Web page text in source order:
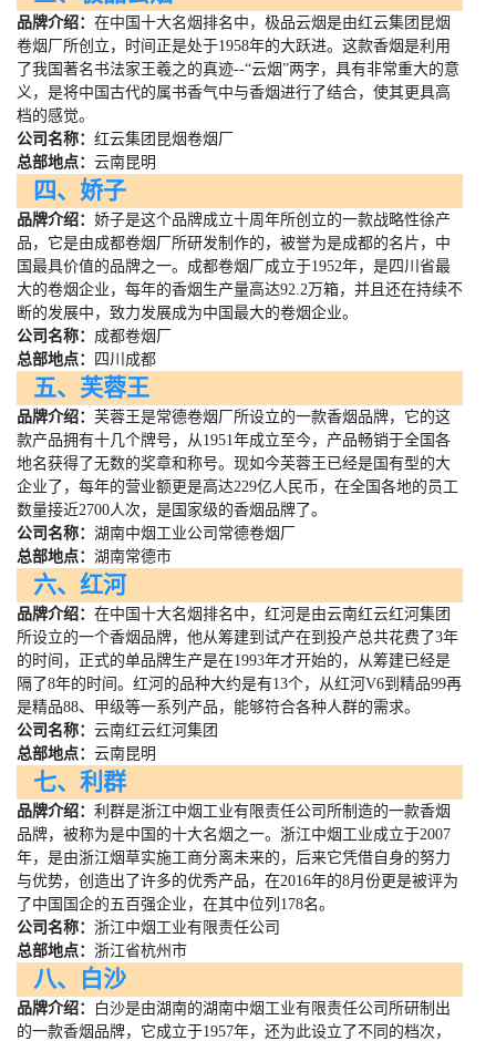
品牌介绍： 在中国十大名烟排名中，极品云烟是由红云集团昆烟
卷烟厂所创立，时间正是处于1958年的大跃进。这款香烟是利用
了我国著名书法家王羲之的真迹--“云烟”两字，具有非常重大的意
义，是将中国古代的属书香气中与香烟进行了结合，使其更具高
档的感觉。
公司名称： 红云集团昆烟卷烟厂
总部地点： 云南昆明
四、娇子
品牌介绍： 娇子是这个品牌成立十周年所创立的一款战略性徐产
品，它是由成都卷烟厂所研发制作的，被誉为是成都的名片，中
国最具价值的品牌之一。成都卷烟厂成立于1952年，是四川省最
大的卷烟企业，每年的香烟生产量高达92.2万箱，并且还在持续不
断的发展中，致力发展成为中国最大的卷烟企业。
公司名称： 成都卷烟厂
总部地点：
四川成都
五、芙蓉王
品牌介绍： 芙蓉王是常德卷烟厂所设立的一款香烟品牌，它的这
款产品拥有十几个牌号，从1951年成立至今，产品畅销于全国各
地名获得了无数的奖章和称号。现如今芙蓉王已经是国有型的大
企业了，每年的营业额更是高达229亿人民币，在全国各地的员工
数量接近2700人次，是国家级的香烟品牌了。
公司名称： 湖南中烟工业公司常德卷烟厂
总部地点： 湖南常德市
六、红河
品牌介绍： 在中国十大名烟排名中，红河是由云南红云红河集团
所设立的一个香烟品牌，他从筹建到试产在到投产总共花费了3年
的时间，正式的单品牌生产是在1993年才开始的，从筹建已经是
隔了8年的时间。红河的品种大约是有13个，从红河 V6到精品99再
是精品88、甲级等一系列产品，能够符合各种人群的需求。
公司名称： 云南红云红河集团
总部地点： 云南昆明
七、利群
品牌介绍： 利群是浙江中烟工业有限责任公司所制造的一款香烟
品牌，被称为是中国的十大名烟之一。浙江中烟工业成立于2007
年，是由浙江烟草实施工商分离未来的，后来它凭借自身的努力
与优势，创造出了许多的优秀产品，在2016年的8月份更是被评为
了中国国企的五百强企业，在其中位列 178名。
公司名称： 浙江中烟工业有限责任公司
总部地点： 浙江省杭州市
八、白沙
品牌介绍：
白沙是由湖南的湖南中烟工业有限责任公司所研制出
的一款香烟品牌，它成立于1957年，还为此设立了不同的档次，